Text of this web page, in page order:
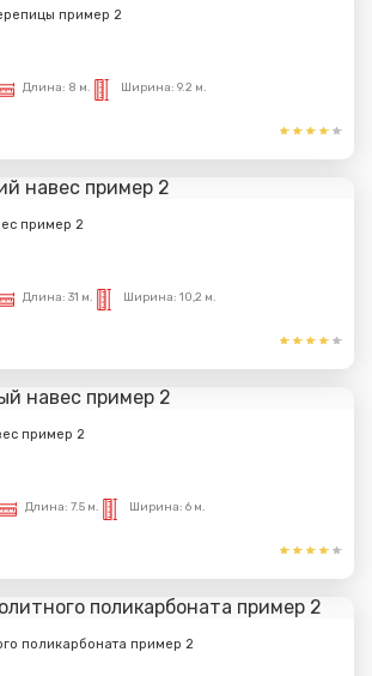
пример 2
Длина: 8 м. Ширина: 9.2 м.
пример 2
Длина: 31 м. Ширина: 10,2 м.
пример 2
Длина: 7.5 м. Ширина: 6 м.
поликарбоната пример 2